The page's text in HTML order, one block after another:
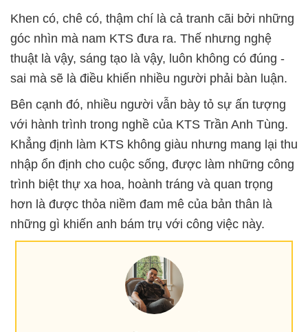
Khen có, chê có, thậm chí là cả tranh cãi bởi những
góc nhìn mà nam KTS đưa ra. Thế nhưng nghệ
thuật là vậy, sáng tạo là vậy, luôn không có đúng -
sai mà sẽ là điều khiến nhiều người phải bàn luận.
Bên cạnh đó, nhiều người vẫn bày tỏ sự ấn tượng
với hành trình trong nghề của KTS Trần Anh Tùng.
Khẳng định làm KTS không giàu nhưng mang lại thu
nhập ổn định cho cuộc sống, được làm những công
trình biệt thự xa hoa, hoành tráng và quan trọng
hơn là được thỏa niềm đam mê của bản thân là
những gì khiến anh bám trụ với công việc này.